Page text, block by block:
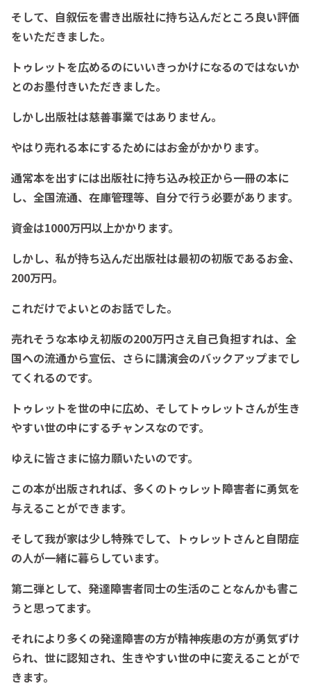
そして、自叙伝を書き出版社に持ち込んだところ良い評価
をいただきました。
トゥレットを広めるのにいいきっかけになるのではないか
とのお墨付きいただきました。
しかし出版社は慈善事業ではありません。
やはり売れる本にするためにはお金がかかります。
通常本を出すには出版社に持ち込み校正から一冊の本に
し、全国流通、在庫管理等、自分で行う必要があります。
資金は1000万円以上かかります。
しかし、私が持ち込んだ出版社は最初の初版であるお金、
200万円。
これだけでよいとのお話でした。
売れそうな本ゆえ初版の200万円さえ自己負担すれは、全
国への流通から宣伝、さらに講演会のバックアップまでし
てくれるのです。
トゥレットを世の中に広め、そしてトゥレットさんが生き
やすい世の中にするチャンスなのです。
ゆえに皆さまに協力願いたいのです。
この本が出版されれば、多くのトゥレット障害者に勇気を
与えることができます。
そして我が家は少し特殊でして、トゥレットさんと自閉症
の人が一緒に暮らしています。
第二弾として、発達障害者同士の生活のことなんかも書こ
うと思ってます。
それにより多くの発達障害の方が精神疾患の方が勇気ずけ
られ、世に認知され、生きやすい世の中に変えることがで
きます。